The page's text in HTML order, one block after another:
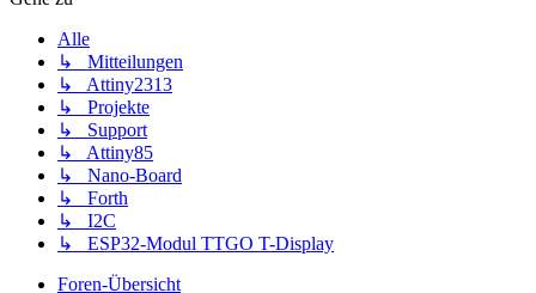
Alle
↳ Mitteilungen
↳ Attiny2313
↳ Projekte
↳ Support
↳ Attiny85
↳ Nano-Board
↳ Forth
↳ I2C
↳ ESP32-Modul TTGO T-Display
Foren-Übersicht